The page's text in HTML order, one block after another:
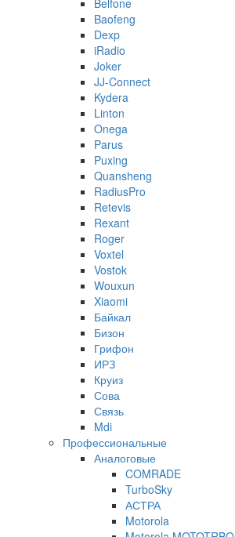
Baofeng
Dexp
iRadio
Joker
JJ-Connect
Kydera
Linton
Onega
Parus
Puxing
Quansheng
RadiusPro
Retevis
Rexant
Roger
Voxtel
Vostok
Wouxun
Xiaomi
Байкал
Бизон
Грифон
ИРЗ
Круиз
Сова
Связь
Mdi
Профессиональные
Аналоговые
COMRADE
TurboSky
АСТРА
Motorola